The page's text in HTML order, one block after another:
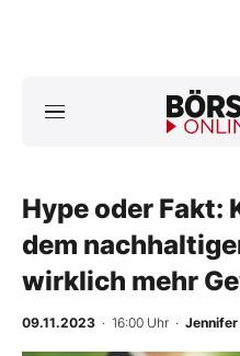
Anlageprodukte
Finanz-Check
Abo & Shop
Hype oder Fakt:
dem
wirklich mehr
09.11.2023 · 16:00 Uhr · Jennifer